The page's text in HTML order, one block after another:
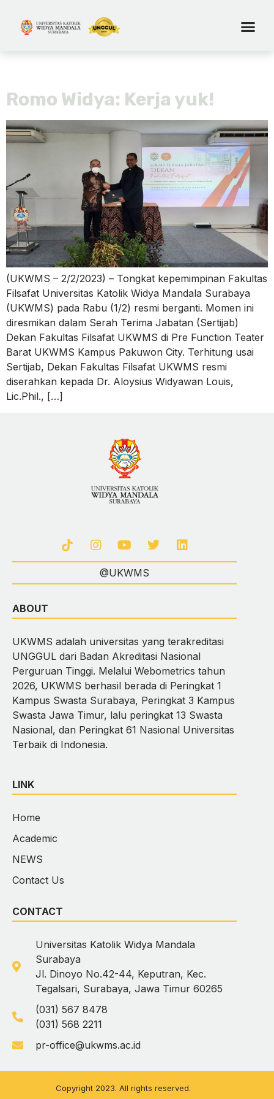
Romo Widya: Kerja yuk!
(UKWMS – 2/2/2023) – Tongkat kepemimpinan Fakultas
Filsafat Universitas Katolik Widya Mandala Surabaya
(UKWMS) pada Rabu (1/2) resmi berganti. Momen ini
diresmikan dalam Serah Terima Jabatan (Sertijab)
Dekan Fakultas Filsafat UKWMS di Pre Function Teater
Barat UKWMS Kampus Pakuwon City. Terhitung usai
Sertijab, Dekan Fakultas Filsafat UKWMS resmi
diserahkan kepada Dr. Aloysius Widyawan Louis,
Lic.Phil., […]
@UKWMS
ABOUT
UKWMS adalah universitas yang terakreditasi
UNGGUL dari Badan Akreditasi Nasional
Perguruan Tinggi. Melalui Webometrics tahun
2026, UKWMS berhasil berada di Peringkat 1
Kampus Swasta Surabaya, Peringkat 3 Kampus
Swasta Jawa Timur, lalu peringkat 13 Swasta
Nasional, dan Peringkat 61 Nasional Universitas
Terbaik di Indonesia.
LINK
Home
Academic
NEWS
Contact Us
CONTACT
Universitas Katolik Widya Mandala
Surabaya
Jl. Dinoyo No.42-44, Keputran, Kec.
Tegalsari, Surabaya, Jawa Timur 60265
(031) 567 8478
(031) 568 2211
pr-office@ukwms.ac.id
Copyright 2023. All rights reserved.